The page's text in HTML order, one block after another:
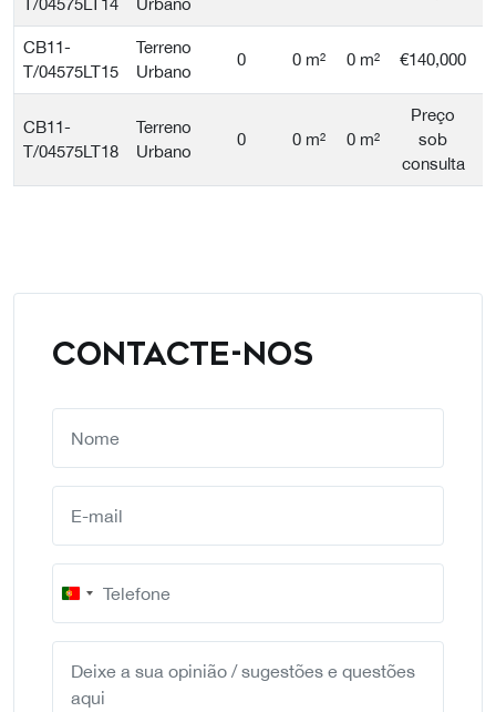
T/04575LT14
Urbano
CB11-
T/04575LT15
Terreno
Urbano
0 0 m² 0 m² €140,000
CB11-
T/04575LT18
Terreno
Urbano
0 0 m² 0 m²
Preço
sob
consulta
CONTACTE-NOS
Portugal
+351